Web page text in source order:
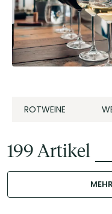
ROTWEINE
199 Artikel